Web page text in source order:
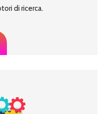
di ricerca.